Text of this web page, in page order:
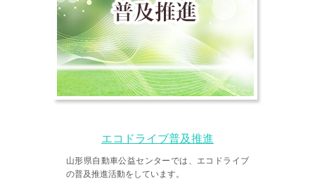
エコドライブ普及推進
山形県自動車公益センターでは、エコドライブ
の普及推進活動をしています。